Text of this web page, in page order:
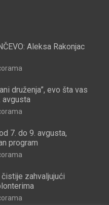
Aleksa Rakonjac
druženja”, evo šta vas
avgusta
7. do 9. avgusta,
program
čistije zahvaljujući